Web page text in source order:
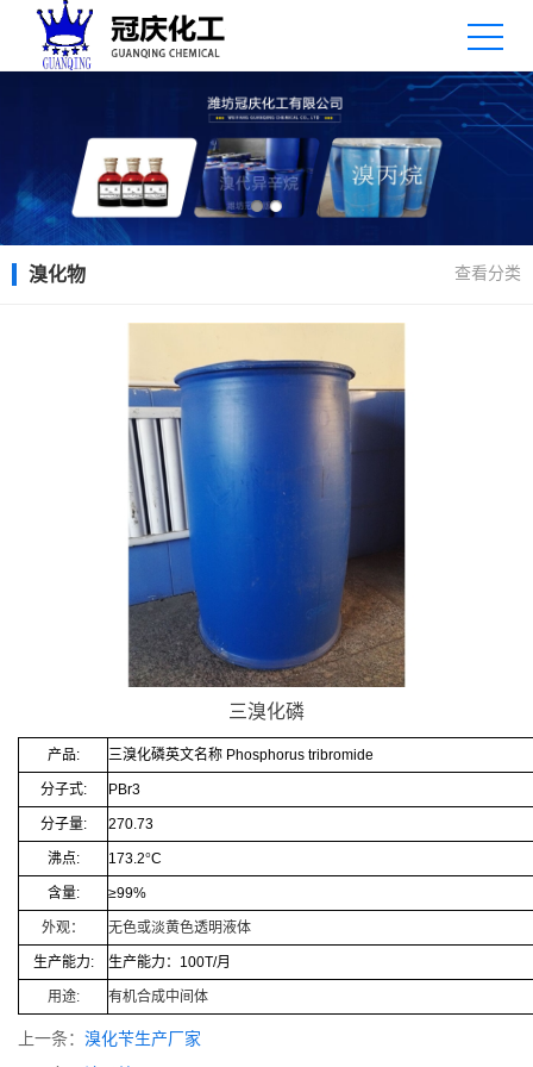
溴化物 查看分类
三溴化磷
产品: 三溴化磷英文名称 Phosphorus tribromide
分子式: PBr3
分子量: 270.73
沸点: 173.2°C
含量: ≥99%
外观： 无色或淡黄色透明液体
生产能力: 生产能力： 100T/月
用途: 有机合成中间体
上一条： 溴化苄生产厂家